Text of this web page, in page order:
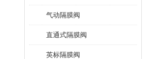
气动隔膜阀
直通式隔膜阀
英标隔膜阀